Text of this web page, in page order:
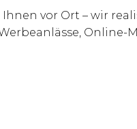
vor Ort – wir